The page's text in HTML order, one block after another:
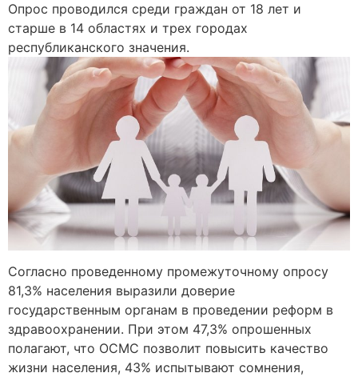
Опрос проводился среди граждан от 18 лет и
старше в 14 областях и трех городах
республиканского значения.
Согласно проведенному промежуточному опросу
81,3% населения выразили доверие
государственным органам в проведении реформ в
здравоохранении. При этом 47,3% опрошенных
полагают, что ОСМС позволит повысить качество
жизни населения, 43% испытывают сомнения,